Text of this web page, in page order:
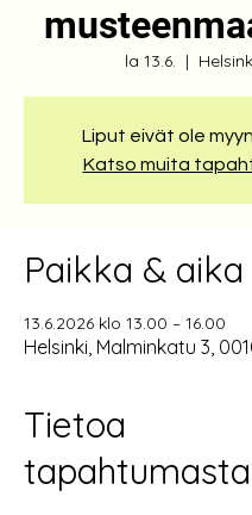
la 13.6.
  |
Liput eivät ole
Katso muita
Paikka & aika
13.6.2026 klo 13.00 – 16.00
Helsinki, Malminkatu 3,
Tietoa
tapahtumasta